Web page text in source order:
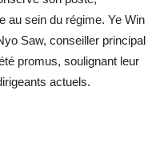
au sein du régime. Ye Win
Saw, conseiller principal
promus, soulignant leur
actuels.